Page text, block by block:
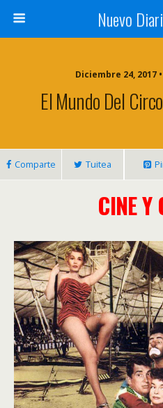
Nuevo
Diciembre 24, 2017
El Mundo Del
Comparte Tuitea
CINE Y